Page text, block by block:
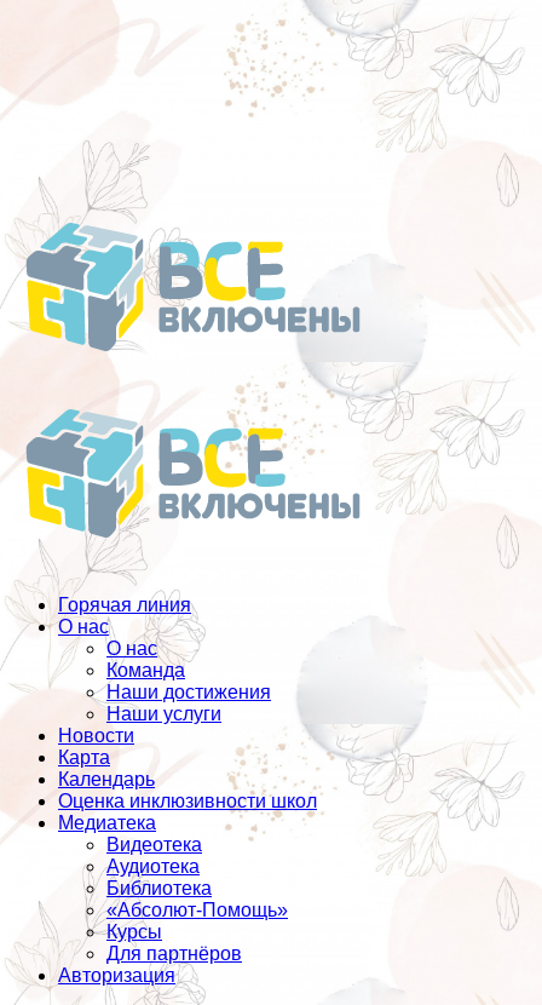
Перейти
к
содержанию
Горячая линия
О нас
О нас
Команда
Наши достижения
Наши услуги
Новости
Карта
Календарь
Оценка инклюзивности школ
Медиатека
Видеотека
Аудиотека
Библиотека
«Абсолют-Помощь»
Курсы
Для партнёров
Авторизация